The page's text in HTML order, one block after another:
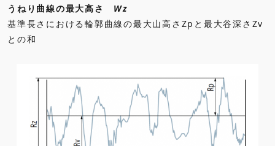
うねり曲線の最大高さ Wz
基準長さにおける輪郭曲線の最大山高さZpと最大谷深さZv
との和